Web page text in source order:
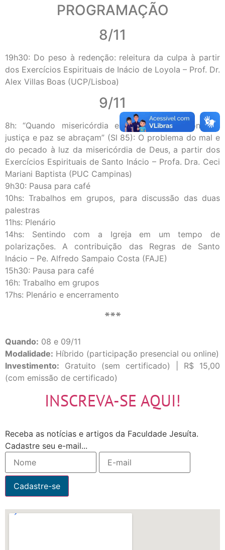
PROGRAMAÇÃO
8/11
19h30: Do peso à redenção: releitura da culpa à partir
dos Exercícios Espirituais de Inácio de Loyola – Prof. Dr.
Alex Villas Boas (UCP/Lisboa)
9/11
8h: “Quando misericórdia e verdade se encontram,
justiça e paz se abraçam” (Sl 85): O problema do mal e
do pecado à luz da misericórdia de Deus, a partir dos
Exercícios Espirituais de Santo Inácio – Profa. Dra. Ceci
Mariani Baptista (PUC Campinas)
9h30: Pausa para café
10hs: Trabalhos em grupos, para discussão das duas
palestras
11hs: Plenário
14hs: Sentindo com a Igreja em um tempo de
polarizações. A contribuição das Regras de Santo
Inácio – Pe. Alfredo Sampaio Costa (FAJE)
15h30: Pausa para café
16h: Trabalho em grupos
17hs: Plenário e encerramento
***
Quando: 08 e 09/11
Modalidade: Híbrido (participação presencial ou online)
Investimento: Gratuito (sem certificado) | R$ 15,00
(com emissão de certificado)
INSCREVA-SE AQUI!
Receba as notícias e artigos da Faculdade Jesuíta.
Cadastre seu e-mail...